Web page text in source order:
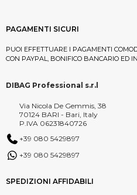
PAGAMENTI SICURI
PUOI EFFETTUARE I PAGAMENTI
CON PAYPAL, BONIFICO BANCARIO ED
DIBAG Professional s.r.l
Via Nicola De Gemmis, 38
70124 BARI - Bari, Italy
P.IVA 06231840726
+39 080 5429897
+39 080 5429897
SPEDIZIONI AFFIDABILI